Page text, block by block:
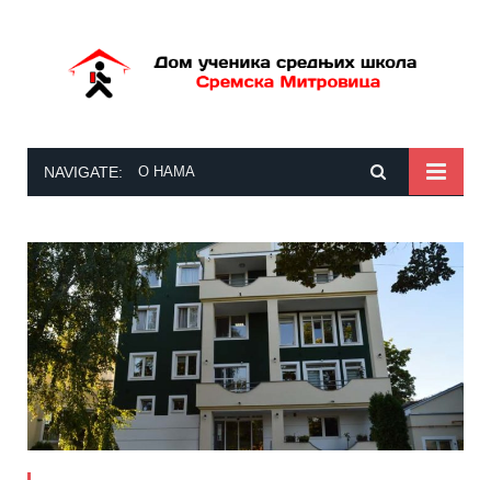
NAVIGATE: О НАМА